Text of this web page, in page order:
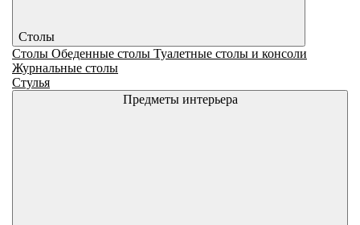
Столы
Столы Обеденные столы Туалетные столы и консоли
Журнальные столы
Стулья
Предметы интерьера